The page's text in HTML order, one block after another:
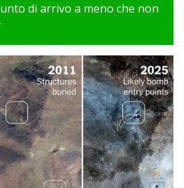
di arrivo a meno che non